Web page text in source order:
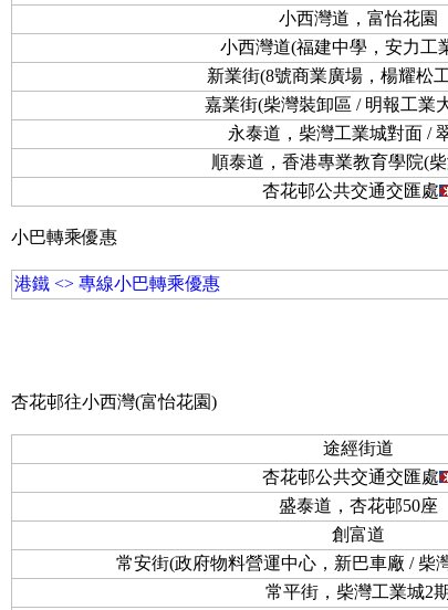
小西灣道，富怡花園
小西灣道(福建中學，安力工
新業街(8號商業廣場，楊耀松
嘉業街(柴灣裝卸區 / 明報工業
永泰道，柴灣工業城對面 /
順泰道，香港專業教育學院(
杏花邨公共交通交匯處
小巴轉乘優惠
港鐵 <> 專線小巴轉乘優惠
杏花邨往小西灣(富怡花園)
途經街道
杏花邨公共交通交匯處
盛泰道，杏花邨50座
創富道
常安街(政府物料營運中心，新巴車廠 / 柴
常平街，柴灣工業城2期